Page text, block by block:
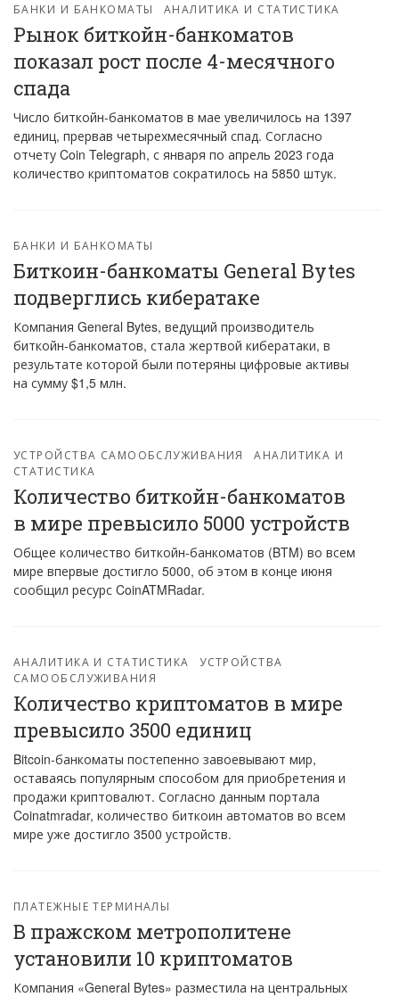
БАНКИ И БАНКОМАТЫ АНАЛИТИКА И СТАТИСТИКА
Рынок биткойн-банкоматов
показал рост после 4-месячного
спада
Число биткойн-банкоматов в мае увеличилось на 1397
единиц, прервав четырехмесячный спад. Согласно
отчету Coin Telegraph, с января по апрель 2023 года
количество криптоматов сократилось на 5850 штук.
БАНКИ И БАНКОМАТЫ
Биткоин-банкоматы General Bytes
подверглись кибератаке
Компания General Bytes, ведущий производитель
биткойн-банкоматов, стала жертвой кибератаки, в
результате которой были потеряны цифровые активы
на сумму $1,5 млн.
УСТРОЙСТВА САМООБСЛУЖИВАНИЯ
АНАЛИТИКА И
СТАТИСТИКА
Количество биткойн-банкоматов
в мире превысило 5000 устройств
Общее количество биткойн-банкоматов (BTM) во всем
мире впервые достигло 5000, об этом в конце июня
сообщил ресурс CoinATMRadar.
АНАЛИТИКА И СТАТИСТИКА
УСТРОЙСТВА
САМООБСЛУЖИВАНИЯ
Количество криптоматов в мире
превысило 3500 единиц
Bitcoin-банкоматы постепенно завоевывают мир,
оставаясь популярным способом для приобретения и
продажи криптовалют. Согласно данным портала
Coinatmradar, количество биткоин автоматов во всем
мире уже достигло 3500 устройств.
ПЛАТЕЖНЫЕ ТЕРМИНАЛЫ
В пражском метрополитене
установили 10 криптоматов
Компания «General Bytes» разместила на центральных